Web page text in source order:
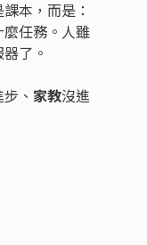
本，而是：
任務。人雖
了。
、 家教沒進